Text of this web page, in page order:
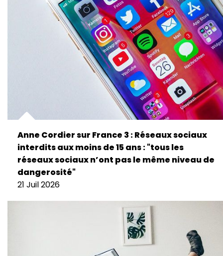
Anne Cordier sur France 3 : Réseaux sociaux
interdits aux moins de 15 ans : "tous les
réseaux sociaux n’ont pas le même niveau de
dangerosité"
21 Juil 2026